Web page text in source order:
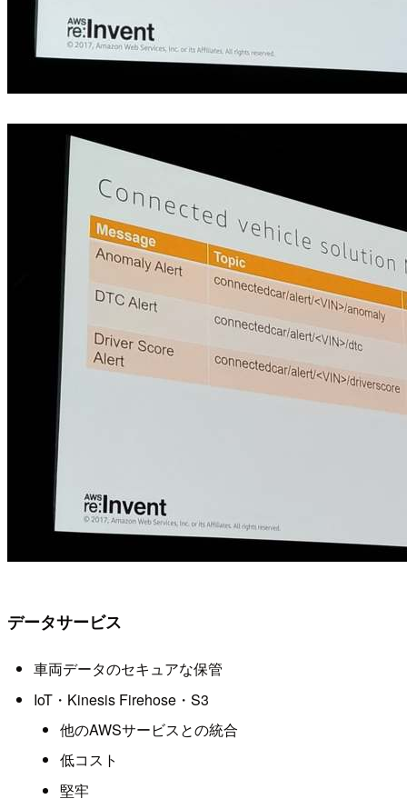
データサービス
車両データのセキュアな保管
IoT・Kinesis Firehose・S3
他のAWSサービスとの統合
低コスト
堅牢